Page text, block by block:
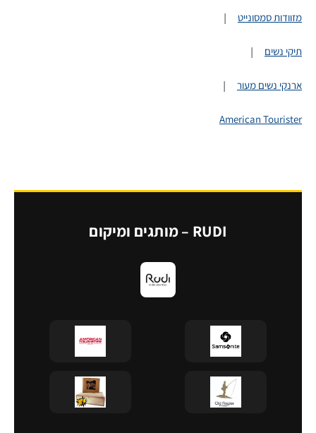
מזוודות סמסונייט |
תיקי נשים |
ארנקי נשים מעור |
American Tourister
RUDI – מותגים ומיקום